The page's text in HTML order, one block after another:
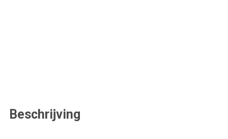
Achternaam*
Beschrijving